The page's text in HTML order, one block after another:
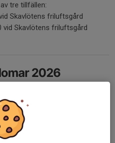
tre tillfällen:
Skavlötens friluftsgård
vid Skavlötens friluftsgård
2026